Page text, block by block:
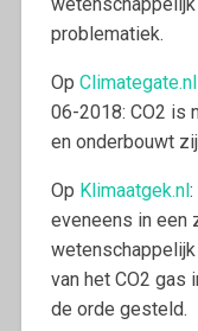
problematiek.
Op Climategate.nl
06-2018: CO2 is
en onderbouwt
Op Klimaatgek.nl:
eveneens in een
van het CO2 gas
de orde gesteld.